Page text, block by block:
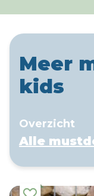
Meer
kids
Overzicht
Alle